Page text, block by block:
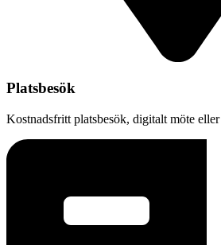
Platsbesök
Kostnadsfritt platsbesök, digitalt möte